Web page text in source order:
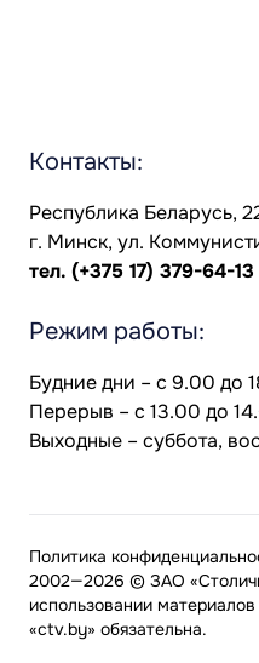
Контакты:
Республика Беларусь,
г. Минск, ул.
тел. (+375 17) 379-64-13
Режим работы:
Будние дни – с 9.00 до
Перерыв – с 13.00 до
Выходные – суббота,
2002—2026 © ЗАО
использовании
«ctv.by» обязательна.
Политика